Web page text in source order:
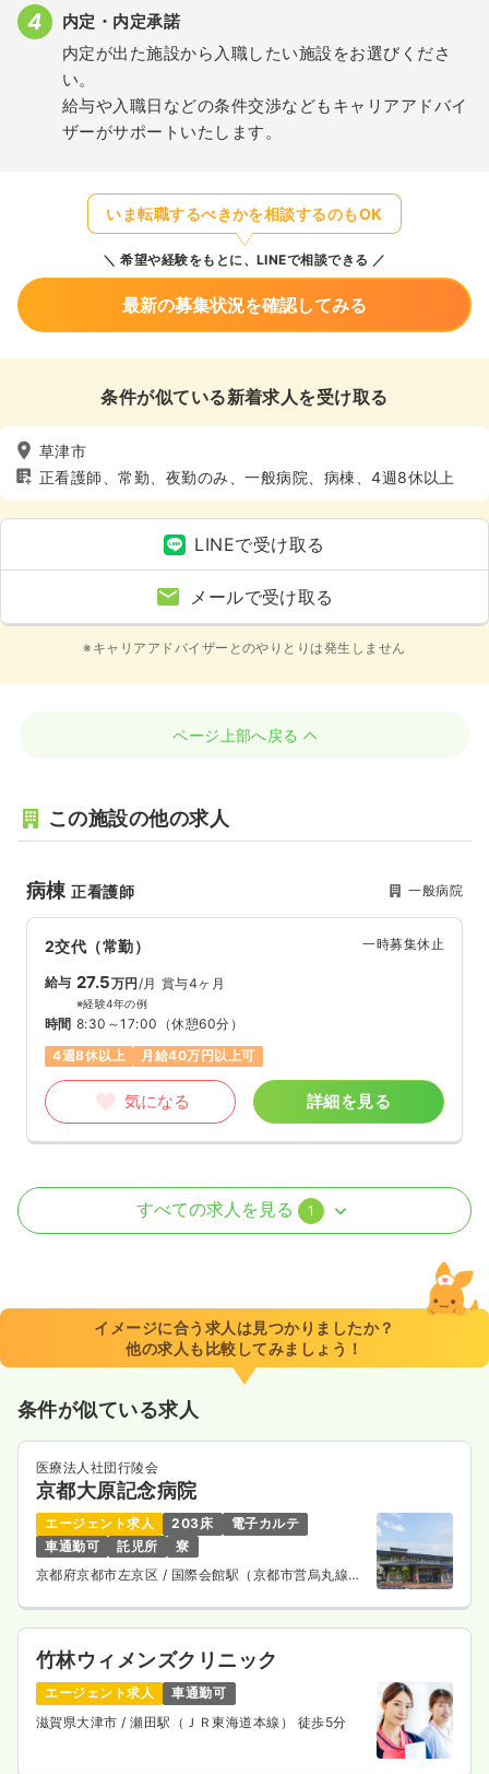
内定・内定承諾
内定が出た施設から入職したい施設をお選びくださ
い。
給与や入職日などの条件交渉などもキャリアアドバイ
ザーがサポートいたします。
いま転職するべきかを相談するのもOK
希望や経験をもとに、LINEで相談できる
最新の募集状況を確認してみる
条件が似ている新着求人を受け取る
草津市
正看護師、常勤、夜勤のみ、一般病院、病棟、4週8休以上
LINEで受け取る
メールで受け取る
※キャリアアドバイザーとのやりとりは発生しません
ページ上部へ戻る
この施設の他の求人
病棟正看護師 一般病院
2交代（常勤） 一時募集休止
給与 27.5万円/月 賞与4ヶ月
※経験4年の例
時間 8:30～17:00 （休憩60分）
4週8休以上
月給40万円以上可
気になる 詳細を見る
外来
8:30～17:00
時給1,700円以上可
気になる
すべての求人を見る 1
イメージに合う求人は見つかりましたか？
他の求人も比較してみましょう！
条件が似ている求人
医療法人社団行陵会
京都大原記念病院
エージェント求人 203床
電子カルテ
車通勤可
託児所
寮
京都府京都市左京区 / 国際会館駅（京都市営烏丸線）
竹林ウィメンズクリニック
エージェント求人
車通勤可
滋賀県大津市 / 瀬田駅（ＪＲ東海道本線） 徒歩5分